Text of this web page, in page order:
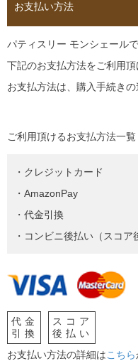
お支払い方法
パティスリー モンシェールで
下記のお支払方法をご利用頂
お支払方法は、購入手続きの
ご利用頂けるお支払方法一覧
・クレジットカード
・AmazonPay
・代金引換
・コンビニ後払い（スコア
代金
引換
スコア
後払い
お支払い方法の詳細はこちら